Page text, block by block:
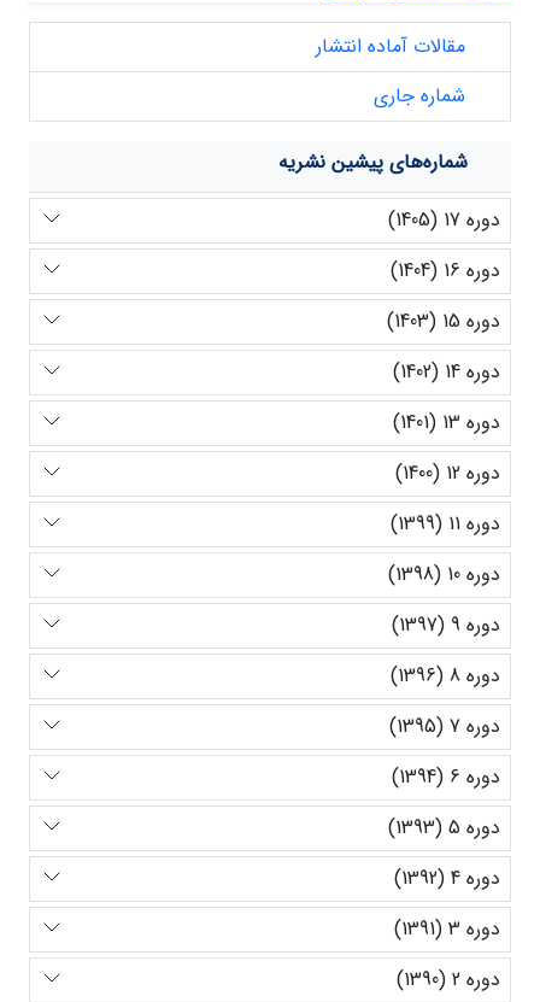
مقالات آماده انتشار
شماره جاری
شماره‌های پیشین نشریه
دوره 17 (1405)
دوره 16 (1404)
دوره 15 (1403)
دوره 14 (1402)
دوره 13 (1401)
دوره 12 (1400)
دوره 11 (1399)
دوره 10 (1398)
دوره 9 (1397)
دوره 8 (1396)
دوره 7 (1395)
دوره 6 (1394)
دوره 5 (1393)
دوره 4 (1392)
دوره 3 (1391)
دوره 2 (1390)